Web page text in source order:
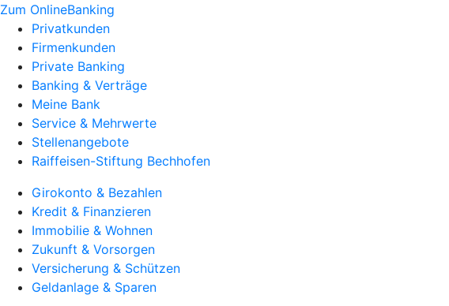
Zum OnlineBanking
Privatkunden
Firmenkunden
Private Banking
Banking & Verträge
Meine Bank
Service & Mehrwerte
Stellenangebote
Raiffeisen-Stiftung Bechhofen
Girokonto & Bezahlen
Kredit & Finanzieren
Immobilie & Wohnen
Zukunft & Vorsorgen
Versicherung & Schützen
Geldanlage & Sparen